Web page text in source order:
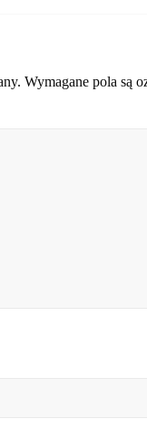
Wymagane pola są